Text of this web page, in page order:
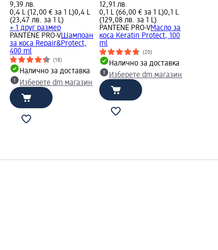
9,39 лв.
0,4 L (12,00 € за 1 L)0,4 L
(23,47 лв. за 1 L)
+ 1 друг размер
PANTENE PRO-VШампоан
за коса Repair&Protect,
400 ml
(18)
Налично за доставка
Изберете dm магазин
12,91 лв.
0,1 L (66,00 € за 1 L)0,1 L
(129,08 лв. за 1 L)
PANTENE PRO-VМасло за
коса Keratin Protect, 100
ml
(20)
Налично за доставка
Изберете dm магазин